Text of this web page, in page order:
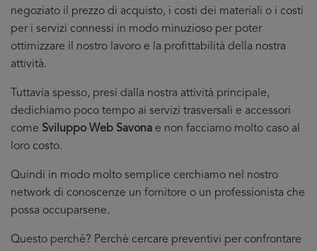
negoziato il prezzo di acquisto, i costi dei materiali o i costi
per i servizi connessi in modo minuzioso per poter
ottimizzare il nostro lavoro e la profittabilità della nostra
attività.
Tuttavia spesso, presi dalla nostra attività principale,
dedichiamo poco tempo ai servizi trasversali e accessori
come Sviluppo Web Savona e non facciamo molto caso al
loro costo.
Quindi in modo molto semplice cerchiamo nel nostro
network di conoscenze un fornitore o un professionista che
possa occuparsene.
Questo perché? Perchè cercare preventivi per confrontare